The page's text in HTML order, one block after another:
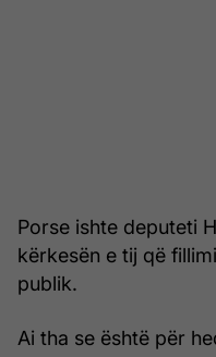
Porse ishte deputeti
kërkesën e tij që
publik.
Ai tha se është për